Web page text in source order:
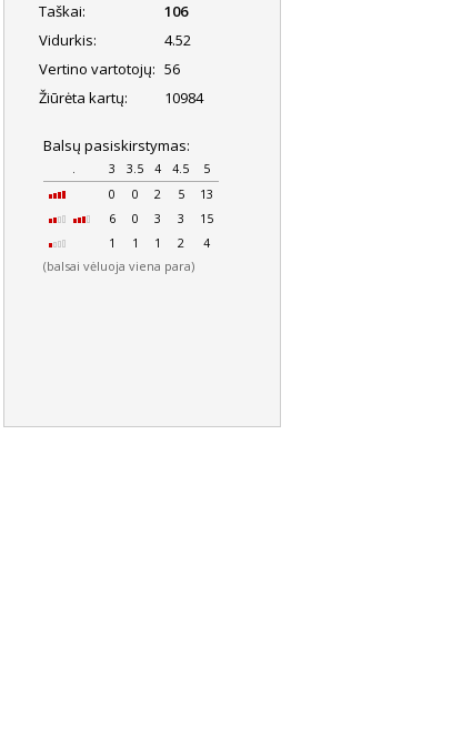
Taškai:
106
Vidurkis:
4.52
Vertino vartotojų: 56
Žiūrėta kartų:
10984
Balsų pasiskirstymas:
. 3 3.5 4 4.5
5
0
0 2 5
13
6
0 3 3
15
1
1 1 2 4
(balsai vėluoja viena para)